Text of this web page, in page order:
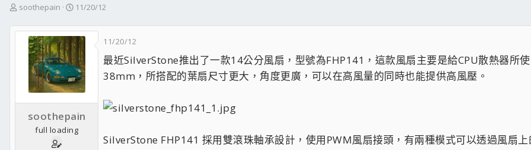
主
發
soothepain
開
日
期
11/20/12
soothepain
full loading
11/20/12
最近SilverStone推出了一款14公分風扇，型號為FHP141，這款風扇主要是給CPU散熱器所
38mm，所搭配的葉扇尺寸更大，角度更廣，可以在高風量的同時也能提供高風壓。
SilverStone FHP141 採用雙滾珠軸承設計，使用PWM風扇接頭，有兩種模式可以透過風扇